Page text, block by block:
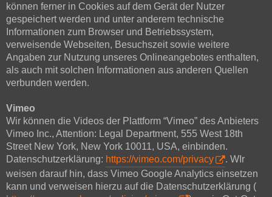
können ferner in Cookies auf dem Gerät der Nutzer
gespeichert werden und unter anderem technische
Informationen zum Browser und Betriebssystem,
verweisende Webseiten, Besuchszeit sowie weitere
Angaben zur Nutzung unseres Onlineangebotes enthalten,
als auch mit solchen Informationen aus anderen Quellen
verbunden werden.
Vimeo
Wir können die Videos der Plattform “Vimeo” des Anbieters
Vimeo Inc., Attention: Legal Department, 555 West 18th
Street New York, New York 10011, USA, einbinden.
Datenschutzerklärung: https://vimeo.com/privacy
. WIr
weisen darauf hin, dass Vimeo Google Analytics einsetzen
kann und verweisen hierzu auf die Datenschutzerklärung (